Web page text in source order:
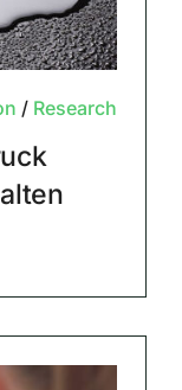
/ Research